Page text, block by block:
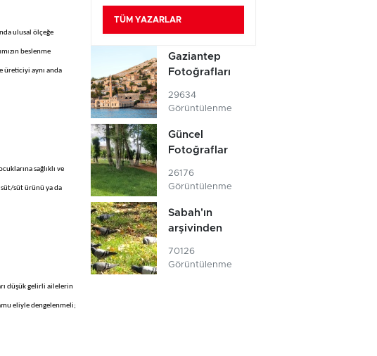
ulusal ölçeğe
beslenme
üreticiyi aynı anda
sağlıklı ve
süt/süt ürünü ya da
düşük gelirli ailelerin
eliyle dengelenmeli;
TÜM YAZARLAR
Gaziantep
Fotoğrafları
29634
Görüntülenme
Güncel
Fotoğraflar
26176
Görüntülenme
Sabah'ın
arşivinden
70126
Görüntülenme